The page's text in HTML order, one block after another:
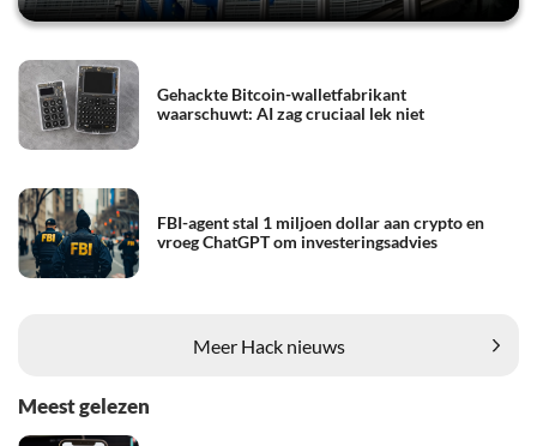
Gehackte Bitcoin-walletfabrikant
waarschuwt: AI zag cruciaal lek niet
FBI-agent stal 1 miljoen dollar aan crypto en
vroeg ChatGPT om investeringsadvies
Meer Hack nieuws
Meest gelezen